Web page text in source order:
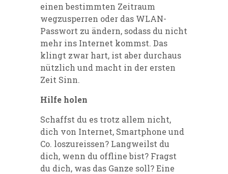
einen bestimmten Zeitraum
wegzusperren oder das WLAN-
Passwort zu ändern, sodass du nicht
mehr ins Internet kommst. Das
klingt zwar hart, ist aber durchaus
nützlich und macht in der ersten
Zeit Sinn.
Hilfe holen
Schaffst du es trotz allem nicht,
dich von Internet, Smartphone und
Co. loszureissen? Langweilst du
dich, wenn du offline bist? Fragst
du dich, was das Ganze soll? Eine